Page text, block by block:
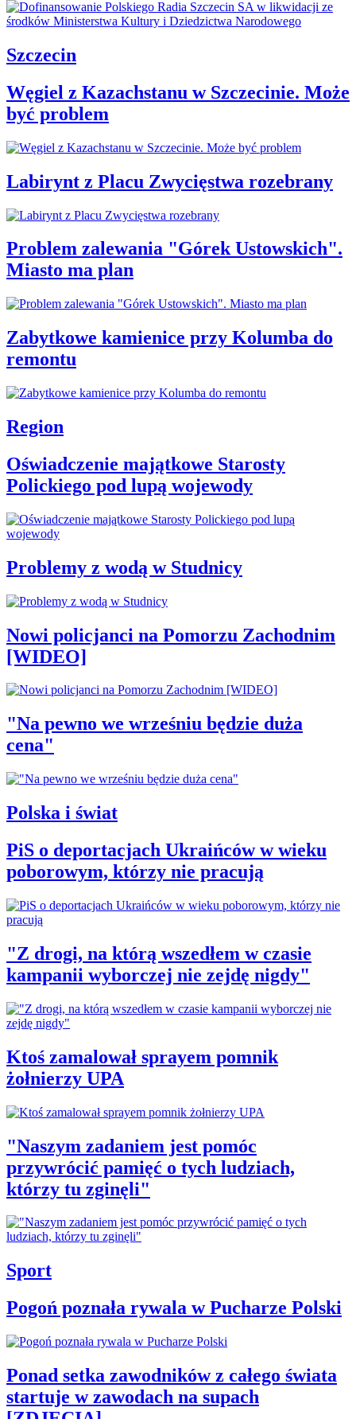
Szczecin
Węgiel z Kazachstanu w Szczecinie. Może
być problem
Labirynt z Placu Zwycięstwa rozebrany
Problem zalewania "Górek Ustowskich".
Miasto ma plan
Zabytkowe kamienice przy Kolumba do
remontu
Region
Oświadczenie majątkowe Starosty
Polickiego pod lupą wojewody
Problemy z wodą w Studnicy
Nowi policjanci na Pomorzu Zachodnim
[WIDEO]
"Na pewno we wrześniu będzie duża
cena"
Polska i świat
PiS o deportacjach Ukraińców w wieku
poborowym, którzy nie pracują
"Z drogi, na którą wszedłem w czasie
kampanii wyborczej nie zejdę nigdy"
Ktoś zamalował sprayem pomnik
żołnierzy UPA
"Naszym zadaniem jest pomóc
przywrócić pamięć o tych ludziach,
którzy tu zginęli"
Sport
Pogoń poznała rywala w Pucharze Polski
Ponad setka zawodników z całego świata
startuje w zawodach na supach